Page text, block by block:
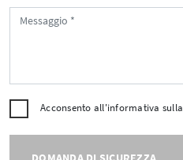
Acconsento all'informativa sulla